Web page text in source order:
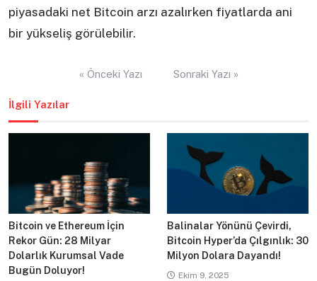
piyasadaki net Bitcoin arzı azalırken fiyatlarda ani
bir yükseliş görülebilir.
« Önceki Yazı Sonraki Yazı »
İlgili Yazılar
Bitcoin ve Ethereum İçin
Rekor Gün: 28 Milyar
Dolarlık Kurumsal Vade
Bugün Doluyor!
Balinalar Yönünü Çevirdi,
Bitcoin Hyper’da Çılgınlık: 30
Milyon Dolara Dayandı!
Ekim 9, 2025